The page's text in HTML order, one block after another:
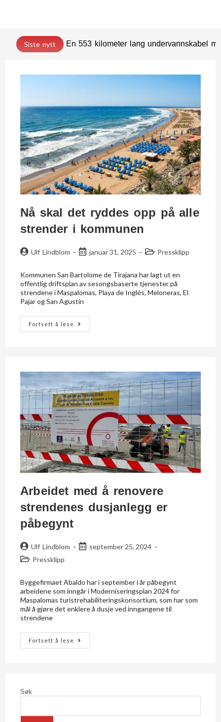
Siste nytt En 553 kilometer lang undervannskabel
Nå skal det ryddes opp på alle
strender i kommunen
Ulf Lindblom januar 31, 2025 Pressklipp
Kommunen San Bartolome de Tirajana har lagt ut en
offentlig driftsplan av sesongsbaserte tjenester på
strendene i Maspalomas, Playa de Inglés, Meloneras, El
Pajar og San Agustín
Fortsett å lese
Arbeidet med å renovere
strendenes dusjanlegg er
påbegynt
Ulf Lindblom
september 25, 2024
Pressklipp
Byggefirmaet Abaldo har i september i år påbegynt
arbeidene som inngår i Moderniseringsplan 2024 for
Maspalomas turistrehabiliteringskonsortium, som har som
mål å gjøre det enklere å dusje ved inngangene til
strendene
Fortsett å lese
Søk